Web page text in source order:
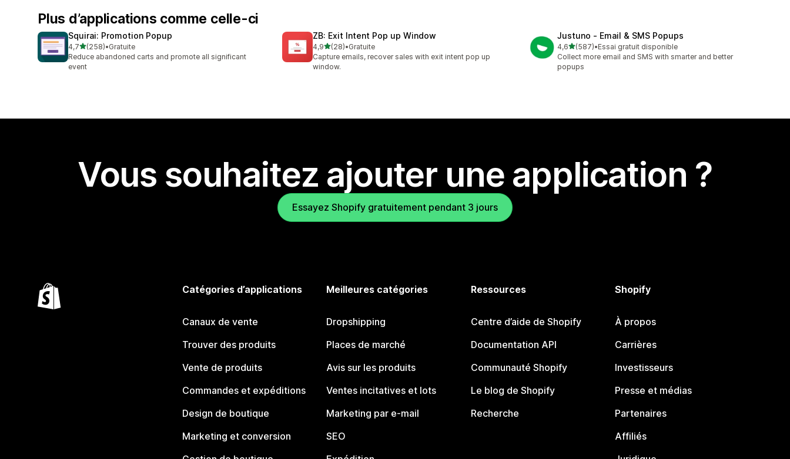
Plus d’applications comme celle-ci
Squirai: Promotion Popup
4,7étoile(s) sur 5
(258)
258 avis au total
•Gratuite
Reduce abandoned carts and promote all significant
event
ZB: Exit Intent Pop up Window
4,9étoile(s) sur 5
(28)
28 avis au total
•Gratuite
Capture emails, recover sales with exit intent pop up
window.
Justuno ‑ Email & SMS Popups
4,6étoile(s) sur 5
(587)
587 avis au total
•Essai gratuit disponible
Collect more email and SMS with smarter and better
popups
Vous souhaitez ajouter une application ?
Essayez Shopify gratuitement pendant 3 jours
Catégories d’applications
Canaux de vente
Trouver des produits
Vente de produits
Commandes et expéditions
Design de boutique
Marketing et conversion
Meilleures catégories
Dropshipping
Places de marché
Avis sur les produits
Ventes incitatives et lots
Marketing par e-mail
SEO
Ressources
Centre d’aide de Shopify
Documentation API
Communauté Shopify
Le blog de Shopify
Recherche
Shopify
À propos
Carrières
Investisseurs
Presse et médias
Partenaires
Affiliés